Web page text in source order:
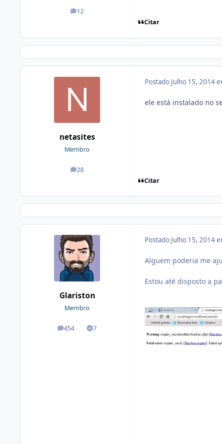
12
posts
Citar
netasites
Membro
28
posts
Postado Julho 15, 2014
ele está instalado no
Citar
Glariston
Membro
454
posts 7
Soluções
Postado Julho 15, 2014
Alguem poderia me
Estou até disposto a